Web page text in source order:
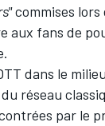
commises lors
aux fans de
dans le
réseau
par le